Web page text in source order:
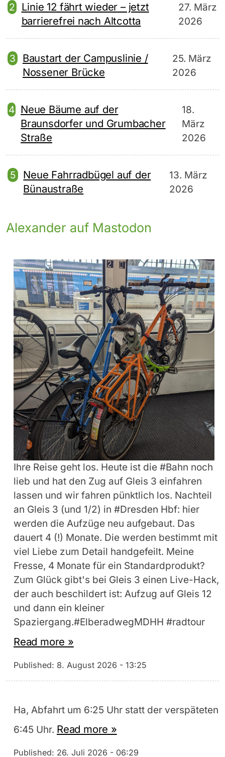
Linie 12 fährt wieder – jetzt
barrierefrei nach Altcotta
27. März
2026
Baustart der Campuslinie /
Nossener Brücke
25. März
2026
Neue Bäume auf der
Braunsdorfer und Grumbacher
Straße
18.
März
2026
Neue Fahrradbügel auf der
Bünaustraße
13. März
2026
Alexander auf Mastodon
Ihre Reise geht los. Heute ist die #Bahn noch
lieb und hat den Zug auf Gleis 3 einfahren
lassen und wir fahren pünktlich los. Nachteil
an Gleis 3 (und 1/2) in #Dresden Hbf: hier
werden die Aufzüge neu aufgebaut. Das
dauert 4 (!) Monate. Die werden bestimmt mit
viel Liebe zum Detail handgefeilt. Meine
Fresse, 4 Monate für ein Standardprodukt?
Zum Glück gibt's bei Gleis 3 einen Live-Hack,
der auch beschildert ist: Aufzug auf Gleis 12
und dann ein kleiner
Spaziergang.#ElberadwegMDHH #radtour
Read more »
Published: 8. August 2026 - 13:25
Ha, Abfahrt um 6:25 Uhr statt der verspäteten
6:45 Uhr. Read more »
Published: 26. Juli 2026 - 06:29